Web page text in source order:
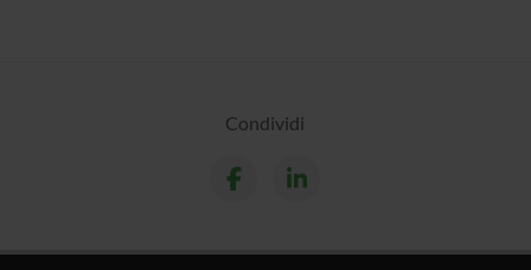
Condividi